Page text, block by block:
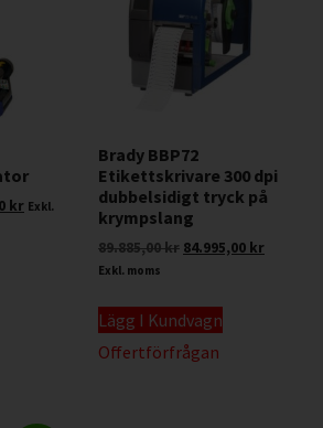
kr Exkl.
Brady BBP72
Etikettskrivare 300 dpi
dubbelsidigt tryck på
krympslang
89.885,00kr 84.995,00 kr
Exkl. moms
Lägg I Kundvagn
Offertförfrågan